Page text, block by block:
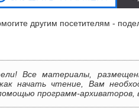
другим посетителям -
Все материалы,
начать чтение, Вам
программ-архиваторов,